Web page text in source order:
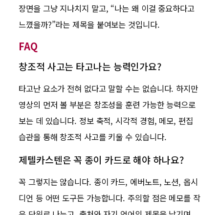
장면을 그냥 지나치지 말고, “나는 왜 이걸 중요하다고
느꼈을까?”라는 제목을 붙여보는 것입니다.
FAQ
창조적 사고는 타고나는 능력인가요?
타고난 요소가 전혀 없다고 말할 수는 없습니다. 하지만
영상의 먼저 볼 부분은 창조성을 훈련 가능한 능력으로
보는 데 있습니다. 정보 축적, 시각적 경험, 메모, 편집
습관을 통해 창조적 사고를 키울 수 있습니다.
제텔카스텐은 꼭 종이 카드로 해야 하나요?
꼭 그렇지는 않습니다. 종이 카드, 에버노트, 노션, 옵시
디언 등 어떤 도구든 가능합니다. 주의할 점은 메모를 작